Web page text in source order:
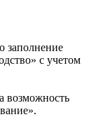
заполнение
с учетом
возможность